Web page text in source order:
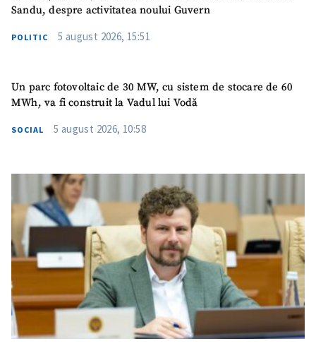
Sandu, despre activitatea noului Guvern
POLITIC 5 august 2026, 15:51
Un parc fotovoltaic de 30 MW, cu sistem de stocare de 60
MWh, va fi construit la Vadul lui Vodă
SOCIAL 5 august 2026, 10:58
ȘTIREA MEA
Titlu știre
+ Adaugă titlu
Fotografie
+ Încarcă imagine
Link media
+ Link media